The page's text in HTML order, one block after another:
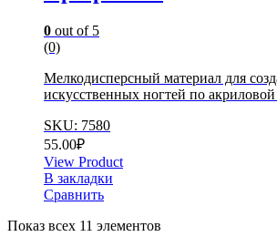
0 out of 5
(0)
Мелкодисперсный материал для
искусственных ногтей по
SKU: 7580
55.00₽
View Product
В закладки
Сравнить
Показ всех 11 элементов